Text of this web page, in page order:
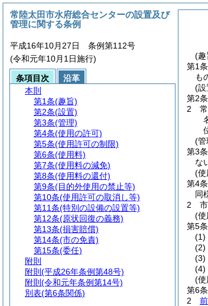
(趣
第1条
も
(設
第2条
2
(管
第3条
な
(使
第4条
同
2
(使
第5条
(1)
(2)
(3)
(4)
(使
第6条
2
常陸太田市水府総合センターの設置及び
管理に関する条例
平成16年10月27日 条例第112号
(令和元年10月1日施行)
条項目次
沿革
本則
第1条(趣旨)
第2条(設置)
第3条(管理)
第4条(使用の許可)
第5条(使用許可の制限)
第6条(使用料)
第7条(使用料の減免)
第8条(使用料の還付)
第9条(目的外使用の禁止等)
第10条(使用許可の取消し等)
第11条(特別の設備の設置等)
第12条(原状回復の義務)
第13条(損害賠償)
第14条(市の免責)
第15条(委任)
附則
附則 (平成26年条例第48号)
附則 (令和元年条例第14号)
別表(第6条関係)